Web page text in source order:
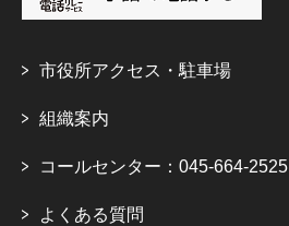
市役所アクセス・駐車場
組織案内
コールセンター：045-664-2525
よくある質問